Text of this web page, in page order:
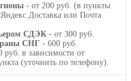
- от 200 руб. (в пункты
Доставка или Почта
СДЭК - от 300 руб.
СНГ - 600 руб.
руб. в зависимости от
(уточнить по телефону).